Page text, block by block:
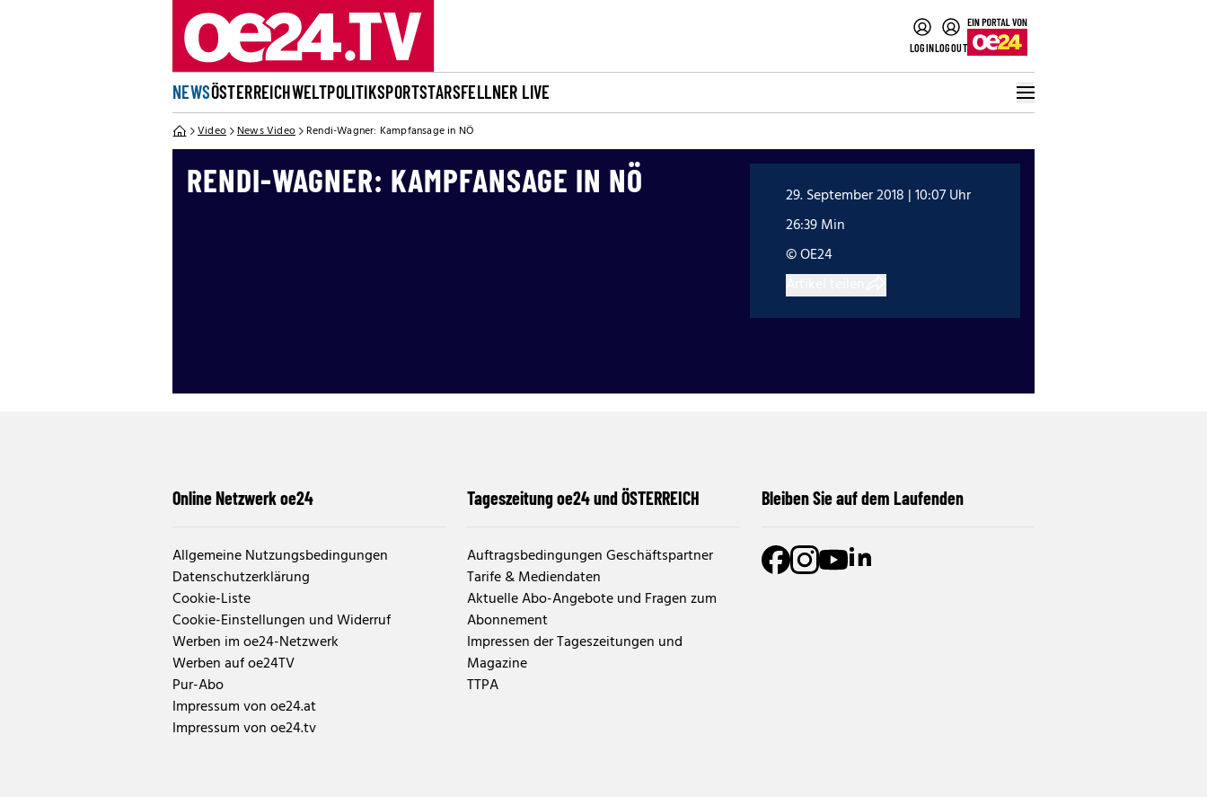
LOGINLOGOUT
NEWSÖSTERREICHWELTPOLITIKSPORTSTARSFELLNER LIVE
Video News Video Rendi-Wagner: Kampfansage in NÖ
RENDI-WAGNER: KAMPFANSAGE IN NÖ
29. September 2018 | 10:07 Uhr
26:39 Min
© OE24
Online Netzwerk oe24
Allgemeine Nutzungsbedingungen
Datenschutzerklärung
Cookie-Liste
Cookie-Einstellungen und Widerruf
Werben im oe24-Netzwerk
Werben auf oe24TV
Pur-Abo
Impressum von oe24.at
Impressum von oe24.tv
Tageszeitung oe24 und ÖSTERREICH
Auftragsbedingungen Geschäftspartner
Tarife & Mediendaten
Aktuelle Abo-Angebote und Fragen zum
Abonnement
Impressen der Tageszeitungen und
Magazine
TTPA
Bleiben Sie auf dem Laufenden